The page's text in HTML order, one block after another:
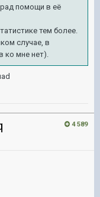
рад помощи в её
тем более.
случае, в
ко мне нет).
4 589